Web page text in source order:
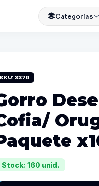
Categorías
SKU: 3379
Stock: 160 unid.